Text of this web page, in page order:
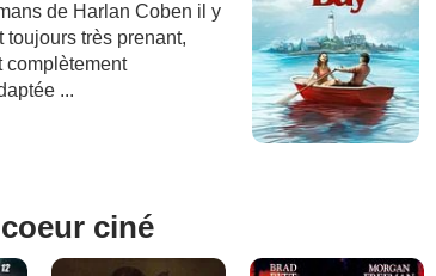
de Harlan Coben il y
toujours très prenant,
complètement
...
ciné